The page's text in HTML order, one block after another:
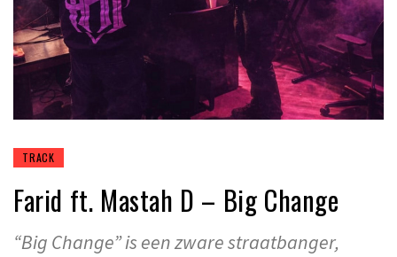
TRACK
Farid ft. Mastah D – Big Change
“Big Change” is een zware straatbanger,